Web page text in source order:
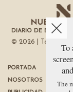
DIARIO DE
© 2026 | Todos los
PORTADA
NOSOTROS
To
The